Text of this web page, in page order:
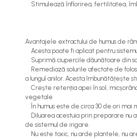
Lucernă și plante furajere
Cartofi
Legume
Adjuvanți
Acaricide
Dezinfectanți de sol
Îngrășăminte
Îngrășăminte lichide
Stimulează înflorirea, fertilitatea,
Avantajele extractului de humus de
Acesta poate fi aplicat pentru
Suprimă ciupercile dăunătoare din
Remediază solurile afectate de
a lungul anilor. Acesta îmbunătățește
Crește retenția apei în sol,
vegetale
În humus este de circa 30 de ori mai
Diluarea acestuia prin preparare nu
de sistemul de irigare.
Nu este toxic, nu arde plantele, nu